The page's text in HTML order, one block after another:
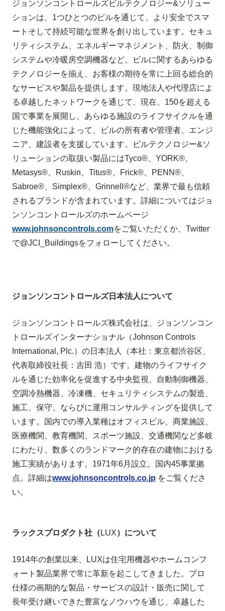
ジョンソンコントロールズビルテクノロジー&ソリュー
ションは、 1つひとつのビルを通じて、より安全でスマ
ートそして持続可能な世界を創り出しています。セキュ
リティシステム、エネルギーマネジメント、防火、制御
システムや冷暖房空調機器など、ビルに関するあらゆる
テクノロジーを揃え、お客様の期待を常に上回る総合的
なサービスや製品を提供します。現地法人や代理店によ
る卓越したネットワークを通じて、現在、 150を超える
国で事業を展開し、あらゆる施設のライフサイクルを通
じた機能強化によって、ビルの所有者や管理者、エンジ
ニア、建設者を支援しています。ビルテクノロジー&ソ
リューションの取扱い製品にはTyco® YORK®
Metasys® Ruskin Titus® Frick® PENN®
Sabroe® Simplex® Grinnell ®など、業界で最も信頼
されるブランドが含まれています。詳細についてはジョ
ンソンコントロールズのホームページ
www.johnsoncontrols.comをご覧いただくか、 Twitter
で@JCI_Buildingsをフォローしてください。
ジョンソンコントロールズ日本法人について
ジョンソンコントロールズ株式会社は、ジョンソンコン
トロールズインターナショナル（Johnson Controls
International, Plc.）の日本法人（本社： 東京都渋谷区、
代表取締役社長：吉田 浩）です。建物のライフサイク
ルを通じた効率化を促進する中央監視、自動制御機器、
空調冷熱機器、冷凍機、セキュリティシステムの製造、
施工、保守、ならびに運用コンサルティングを提供して
います。国内での導入業種はオフィスビル、商業施設、
医療機関、教育機関、スポーツ施設、交通機関など多岐
にわたり、数多くのランドマーク的存在の建物における
施工実績があります。 1971年6月設立。国内45事業拠
点。詳細はwww.johnsoncontrols.co.jp をご覧くださ
い。
ラックスプロダクト社（ LUX）について
1914年の創業以来、 LUXは住宅用機器やホームコンフ
ォート製品業界で常に革新を起こしてきました。プロ
仕様の画期的な製品・サービスの設計・販売に関して
長年受け継いできた豊富なノウハウを通じ、卓越した